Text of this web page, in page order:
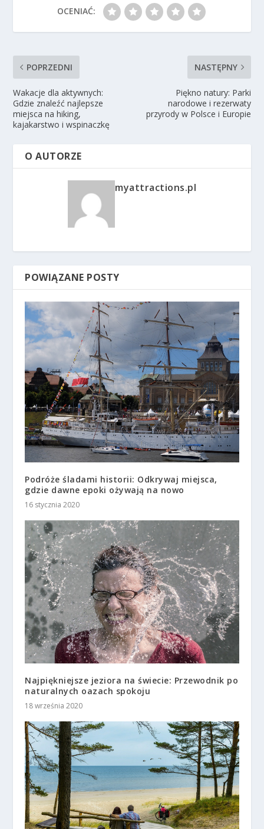
OCENIAĆ:
POPRZEDNI
Wakacje dla aktywnych:
Gdzie znaleźć najlepsze
miejsca na hiking,
kajakarstwo i wspinaczkę
NASTĘPNY
Piękno natury: Parki
narodowe i rezerwaty
przyrody w Polsce i Europie
O AUTORZE
myattractions.pl
POWIĄZANE POSTY
Podróże śladami historii: Odkrywaj miejsca,
gdzie dawne epoki ożywają na nowo
16 stycznia 2020
Najpiękniejsze jeziora na świecie: Przewodnik po
naturalnych oazach spokoju
18 września 2020